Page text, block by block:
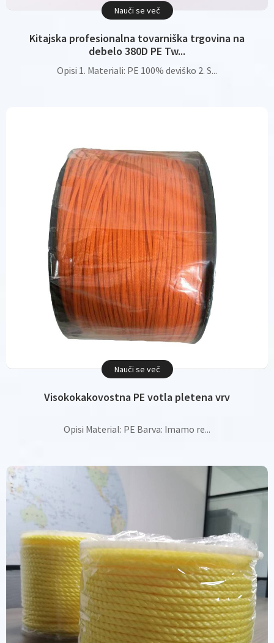
Kitajska profesionalna tovarniška trgovina na
debelo 380D PE Tw...
Opisi 1. Materiali: PE 100% deviško 2. S...
Nauči se več
Visokokakovostna PE votla pletena vrv
Opisi Material: PE Barva: Imamo re...
Nauči se več